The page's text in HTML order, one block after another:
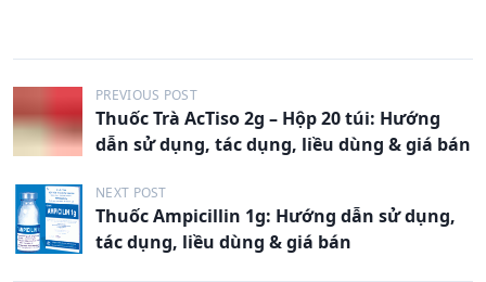
i
ề
u
h
ư
PREVIOUS POST
Thuốc Trà AcTiso 2g – Hộp 20 túi: Hướng
dẫn sử dụng, tác dụng, liều dùng & giá bán
NEXT POST
Thuốc Ampicillin 1g: Hướng dẫn sử dụng,
tác dụng, liều dùng & giá bán